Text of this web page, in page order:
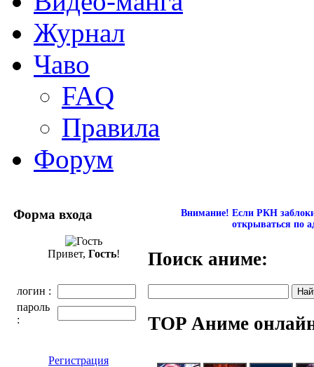
Журнал
Чаво
FAQ
Правила
Форум
Форма входа
Привет, Гость!
логин :
пароль
:
Регистрация
Внимание! Если РКН
открываться по
Поиск аниме:
TOP Аниме